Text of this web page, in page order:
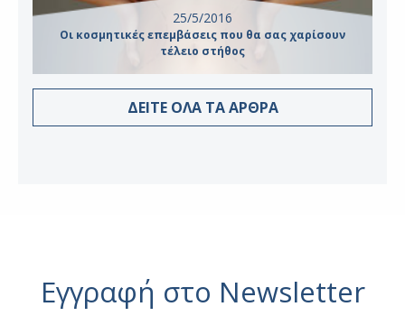
25/5/2016
Οι κοσμητικές επεμβάσεις που θα σας χαρίσουν
τέλειο στήθος
ΔΕΙΤΕ ΟΛΑ ΤΑ ΑΡΘΡΑ
Εγγραφή στο Newsletter